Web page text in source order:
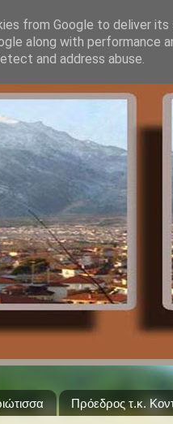
Πρόεδρος τ.κ.
from Google to deliver
along with performance
and address abuse.